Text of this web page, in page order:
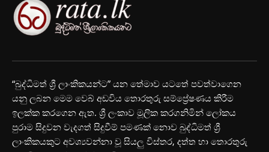
“බුද්ධිමත් ශ්‍රී ලාංකිකයන්ට” යන තේමාව යටතේ පවත්වාගෙන
යනු ලබන මෙම වෙබ් අඩවිය තොරතුරු සම්ප්‍රේෂණය කිරීම
ඉලක්ක කරගෙන ඇත. ශ්‍රී ලංකාව මූලික කරගනිමින් ලෝකය
පුරාම සිදුවන වැදගත් සිදුවීම් පමණක් නොව බුද්ධිමත් ශ්‍රී
ලාංකිකයකුට අවශ්‍යවන්නා වූ සියලු විස්තර, දත්ත හා තොරතුරු